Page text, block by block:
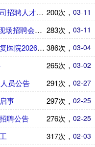
03-11
200次，
聘人才信息
03-11
283次，
会隆重开启
03-04
386次，
年招聘公告
03-02
265次，
02-27
291次，
员公告
02-25
297次，
事
02-25
276次，
聘公告
02-03
317次，